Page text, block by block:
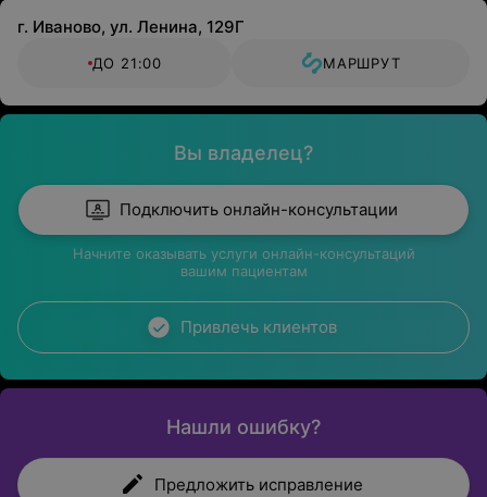
г. Иваново, ул. Ленина, 129Г
ДО 21:00 МАРШРУТ
Вы владелец?
Подключить онлайн-консультации
Начните оказывать услуги онлайн-консультаций
вашим пациентам
Привлечь клиентов
Нашли ошибку?
Предложить исправление